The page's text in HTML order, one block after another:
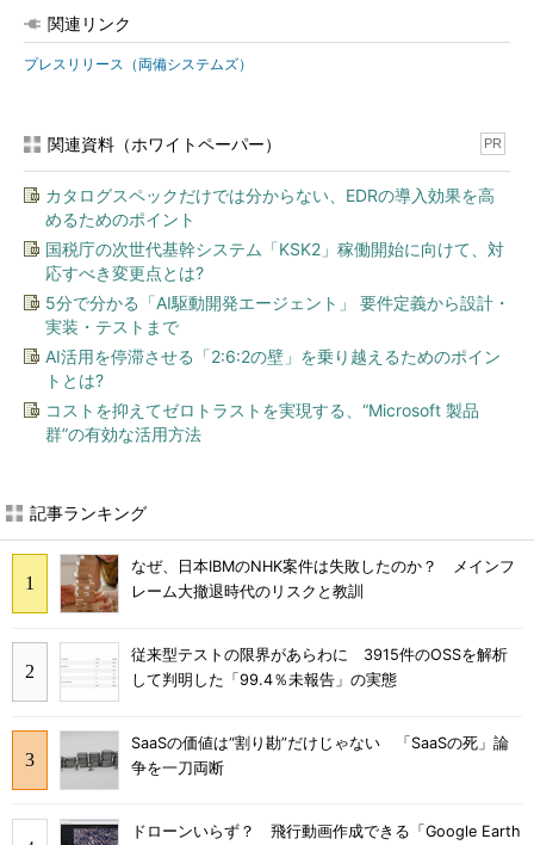
関連リンク
プレスリリース（両備システムズ）
関連資料（ホワイトペーパー） PR
カタログスペックだけでは分からない、EDRの導入効果を高
めるためのポイント
国税庁の次世代基幹システム「KSK2」稼働開始に向けて、対
応すべき変更点とは?
5分で分かる「AI駆動開発エージェント」 要件定義から設計・
実装・テストまで
AI活用を停滞させる「2:6:2の壁」を乗り越えるためのポイン
トとは?
コストを抑えてゼロトラストを実現する、“Microsoft 製品
群”の有効な活用方法
記事ランキング
なぜ、日本IBMのNHK案件は失敗したのか？ メインフ
レーム大撤退時代のリスクと教訓
従来型テストの限界があらわに 3915件のOSSを解析
して判明した「99.4％未報告」の実態
SaaSの価値は“割り勘”だけじゃない 「SaaSの死」論
争を一刀両断
ドローンいらず？ 飛行動画作成できる「Google Earth